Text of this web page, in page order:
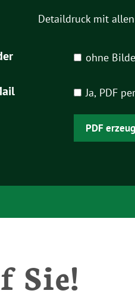
Detaildruck mit
ohne
Ja, PDF
PDF
Sie!